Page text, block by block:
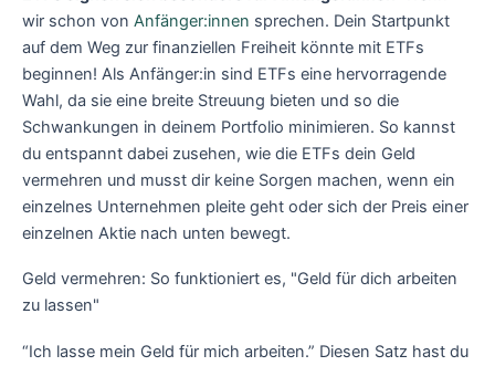
wir schon von Anfänger:innen sprechen. Dein Startpunkt
auf dem Weg zur finanziellen Freiheit könnte mit ETFs
beginnen! Als Anfänger:in sind ETFs eine hervorragende
Wahl, da sie eine breite Streuung bieten und so die
Schwankungen in deinem Portfolio minimieren. So kannst
du entspannt dabei zusehen, wie die ETFs dein Geld
vermehren und musst dir keine Sorgen machen, wenn ein
einzelnes Unternehmen pleite geht oder sich der Preis einer
einzelnen Aktie nach unten bewegt.
‍Geld vermehren: So funktioniert es, "Geld für dich arbeiten
zu lassen"
“Ich lasse mein Geld für mich arbeiten.” Diesen Satz hast du